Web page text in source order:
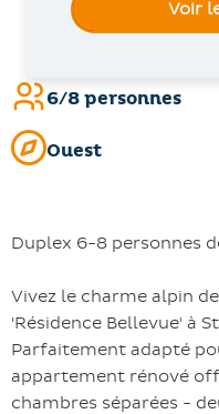
6/8 personnes
Ouest
Duplex 6-8 personnes
Vivez le charme alpin
'Résidence Bellevue' à
Parfaitement adapté
appartement rénové
chambres séparées -
Voir